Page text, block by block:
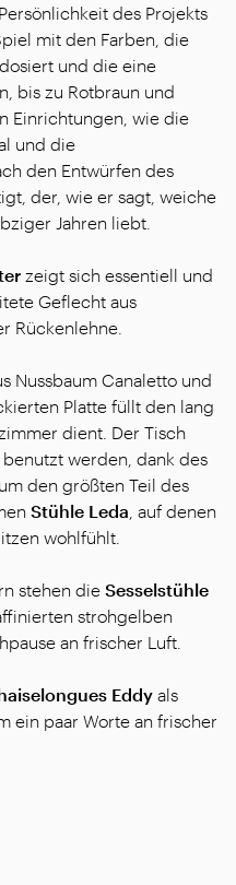
des Projekts
mit den Farben, die
und die eine
bis zu Rotbraun und
Einrichtungen, wie die
und die
den Entwürfen des
der, wie er sagt, weiche
Jahren liebt.
zeigt sich essentiell und
Geflecht aus
Rückenlehne.
Nussbaum Canaletto und
Platte füllt den lang
dient. Der Tisch
werden, dank des
den größten Teil des
Stühle Leda , auf denen
wohlfühlt.
stehen die Sesselstühle
strohgelben
an frischer Luft.
Eddy als
ein paar Worte an frischer